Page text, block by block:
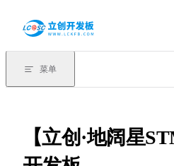
菜单
【立创·地阔星